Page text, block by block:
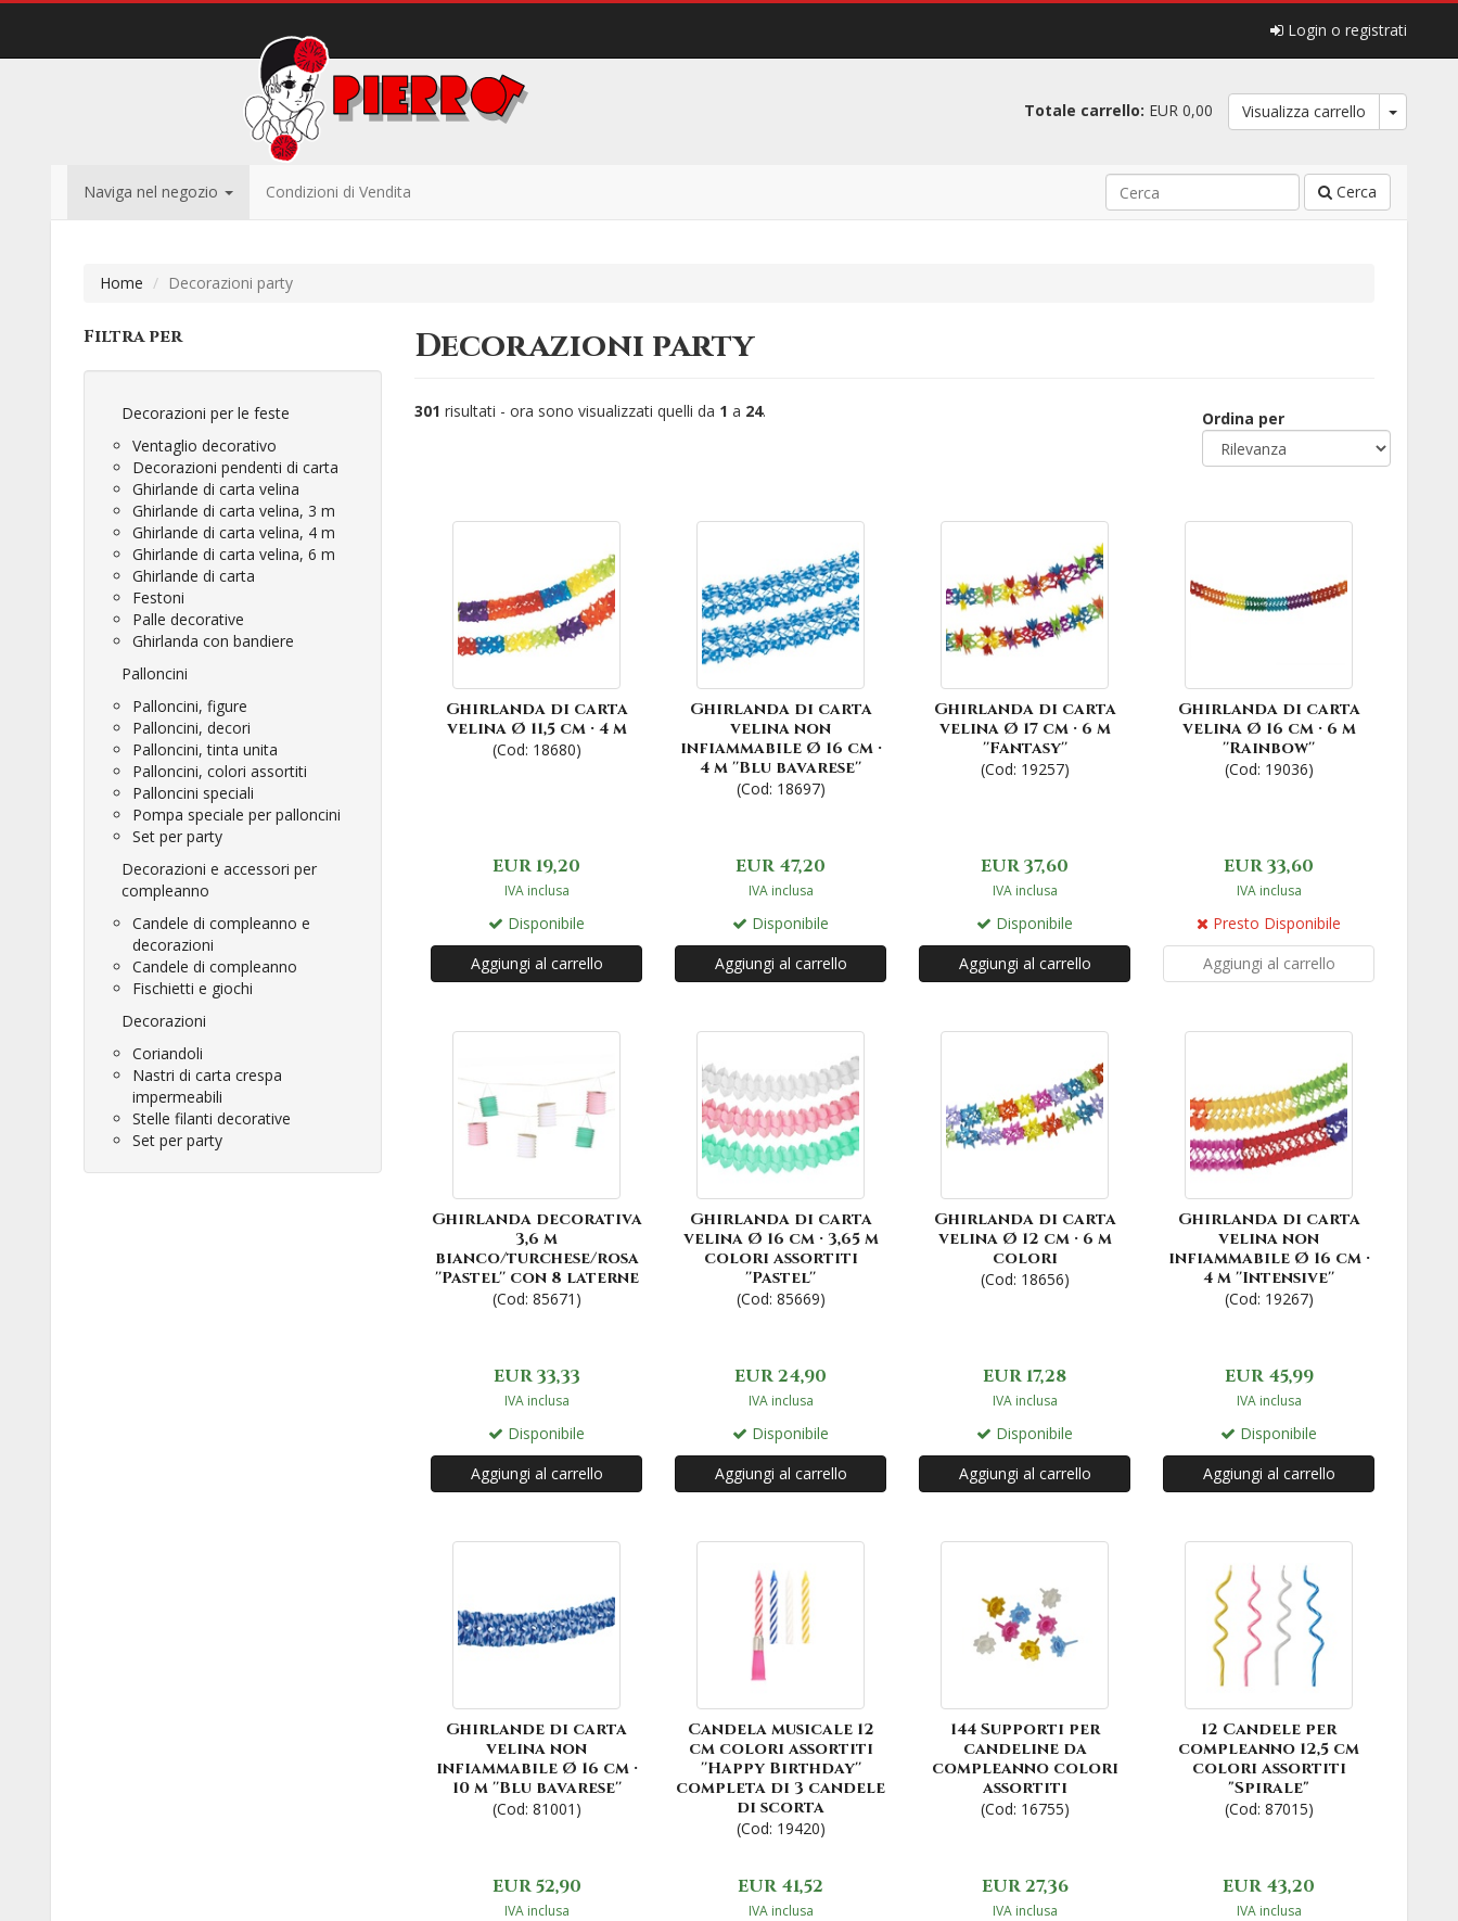
Login o registrati
Totale carrello: EUR 0,00 Visualizza carrello
Naviga nel negozio Condizioni di Vendita Cerca
Home Decorazioni party
Filtra per
Decorazioni per le feste
Ventaglio decorativo
Decorazioni pendenti di carta
Ghirlande di carta velina
Ghirlande di carta velina, 3 m
Ghirlande di carta velina, 4 m
Ghirlande di carta velina, 6 m
Ghirlande di carta
Festoni
Palle decorative
Ghirlanda con bandiere
Palloncini
Palloncini, figure
Palloncini, decori
Palloncini, tinta unita
Palloncini, colori assortiti
Palloncini speciali
Pompa speciale per palloncini
Set per party
Decorazioni e accessori per
compleanno
Candele di compleanno e
decorazioni
Candele di compleanno
Fischietti e giochi
Decorazioni
Coriandoli
Nastri di carta crespa
impermeabili
Stelle filanti decorative
Set per party
Decorazioni party
301 risultati - ora sono visualizzati quelli da 1 a 24. Ordina per
Ghirlanda di carta
velina Ø 11,5 cm · 4 m
(Cod: 18680)
EUR 19,20
IVA inclusa
Disponibile
Aggiungi al carrello
Ghirlanda di carta
velina non
infiammabile Ø 16 cm ·
4 m ''Blu bavarese''
(Cod: 18697)
EUR 47,20
IVA inclusa
Disponibile
Aggiungi al carrello
Ghirlanda di carta
velina Ø 17 cm · 6 m
''Fantasy''
(Cod: 19257)
EUR 37,60
IVA inclusa
Disponibile
Aggiungi al carrello
Ghirlanda di carta
velina Ø 16 cm · 6 m
''Rainbow''
(Cod: 19036)
EUR 33,60
IVA inclusa
Presto Disponibile
Aggiungi al carrello
Ghirlanda decorativa
3,6 m
bianco/turchese/rosa
''Pastel'' con 8 laterne
(Cod: 85671)
EUR 33,33
IVA inclusa
Disponibile
Aggiungi al carrello
Ghirlanda di carta
velina Ø 16 cm · 3,65 m
colori assortiti
''Pastel''
(Cod: 85669)
EUR 24,90
IVA inclusa
Disponibile
Aggiungi al carrello
Ghirlanda di carta
velina Ø 12 cm · 6 m
colori
(Cod: 18656)
EUR 17,28
IVA inclusa
Disponibile
Aggiungi al carrello
Ghirlanda di carta
velina non
infiammabile Ø 16 cm ·
4 m ''Intensive''
(Cod: 19267)
EUR 45,99
IVA inclusa
Disponibile
Aggiungi al carrello
Ghirlande di carta
velina non
infiammabile Ø 16 cm ·
10 m ''Blu bavarese''
(Cod: 81001)
EUR 52,90
IVA inclusa
Candela musicale 12
cm colori assortiti
''Happy Birthday''
completa di 3 candele
di scorta
(Cod: 19420)
EUR 41,52
IVA inclusa
144 Supporti per
candeline da
compleanno colori
assortiti
(Cod: 16755)
EUR 27,36
IVA inclusa
12 Candele per
compleanno 12,5 cm
colori assortiti
"Spirale"
(Cod: 87015)
EUR 43,20
IVA inclusa